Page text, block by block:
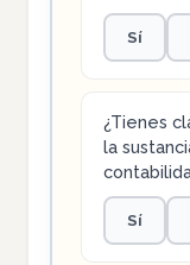
Sí
¿Tienes
la
Sí